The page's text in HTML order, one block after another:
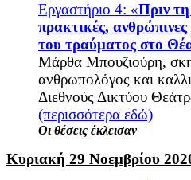
Εργαστήριο 4: «Πριν
πρακτικές, ανθρώπινες
του τραύματος στο
Μάρθα Μπουζιούρη,
ανθρωπολόγος και
Διεθνούς Δικτύου
(περισσότερα εδώ)
Οι θέσεις έκλεισαν
Κυριακή 29 Νοεμβρίου